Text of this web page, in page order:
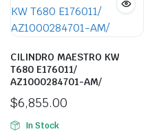
CILINDRO MAESTRO KW
T680 E176011/
AZ1000284701-AM/
$6,855.00
In Stock